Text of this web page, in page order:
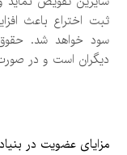
ثبت اختراع باعث
سود خواهد شد.
دیگران است و در
مزایای عضویت در